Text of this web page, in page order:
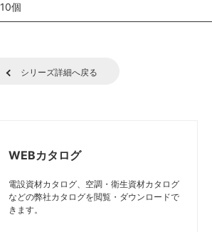
10個
シリーズ詳細へ戻る
WEBカタログ
電設資材カタログ、空調・衛生資材カタログ
などの弊社カタログを閲覧・ダウンロードで
きます。